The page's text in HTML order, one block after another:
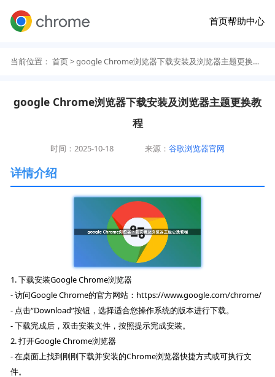
首页帮助中心
当前位置： 首页> google Chrome浏览器下载安装及浏览器主题更换教程
google Chrome浏览器下载安装及浏览器主题更换教
程
时间：2025-10-18 来源：谷歌浏览器官网
详情介绍
1. 下载安装Google Chrome浏览器
- 访问Google Chrome的官方网站：https://www.google.com/chrome/
- 点击“Download”按钮，选择适合您操作系统的版本进行下载。
- 下载完成后，双击安装文件，按照提示完成安装。
2. 打开Google Chrome浏览器
- 在桌面上找到刚刚下载并安装的Chrome浏览器快捷方式或可执行文
件。